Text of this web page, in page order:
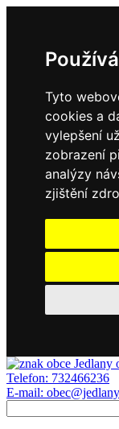
Tyto
cookies a
vylepšení
zobrazení
analýzy
zjištění
Telefon: 732466236
E-mail: